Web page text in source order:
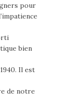
pour
bien
Il est
de notre